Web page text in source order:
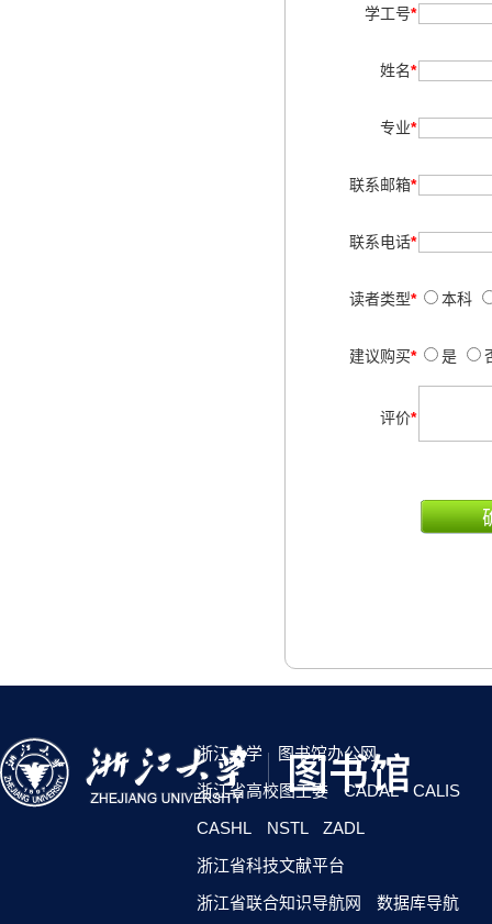
学工号*
姓名*
专业*
联系邮箱*
联系电话*
读者类型* 本科
建议购买* 是
评价*
浙江大学
图书馆办公网
浙江省高校图工委
CADAL
CALIS
CASHL
NSTL
ZADL
浙江省科技文献平台
浙江省联合知识导航网
数据库导航